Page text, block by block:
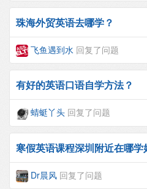
珠海外贸英语去哪学？
飞鱼遇到水 回复了问题
有好的英语口语自学方法？
蜻蜓丫头 回复了问题
寒假英语课程深圳附近在哪学
Dr晨风 回复了问题